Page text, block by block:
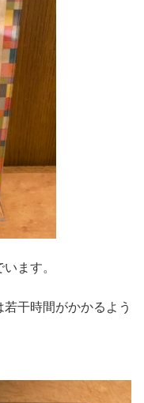
ます。
干時間がかかるよう